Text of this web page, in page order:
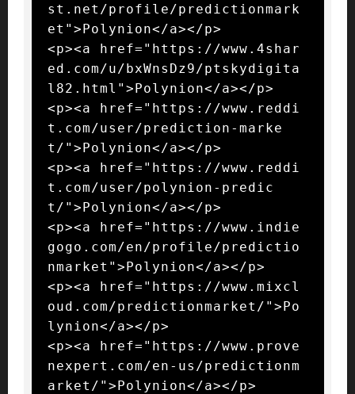
st.net/profile/predictionmark
et">Polynion</a></p>
<p><a href="https://www.4shar
ed.com/u/bxWnsDz9/ptskydigita
l82.html">Polynion</a></p>
<p><a href="https://www.reddi
t.com/user/prediction-marke
t/">Polynion</a></p>
<p><a href="https://www.reddi
t.com/user/polynion-predic
t/">Polynion</a></p>
<p><a href="https://www.indie
gogo.com/en/profile/predictio
nmarket">Polynion</a></p>
<p><a href="https://www.mixcl
oud.com/predictionmarket/">Po
lynion</a></p>
<p><a href="https://www.prove
nexpert.com/en-us/predictionm
arket/">Polynion</a></p>